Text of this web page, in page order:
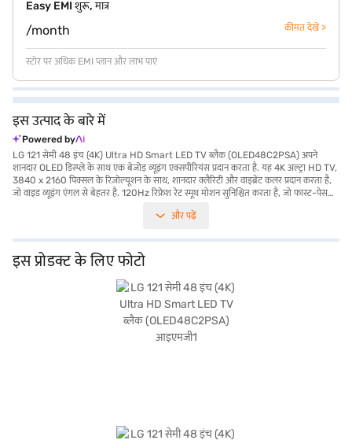
Easy EMI शुरू, मात्र
/month कीमत देखें >
स्टोर पर अधिक EMI प्लान और लाभ पाएं
इस उत्पाद के बारे में
Powered by
LG 121 सेमी 48 इंच (4K) Ultra HD Smart LED TV ब्लैक (OLED48C2PSA) अपने
शानदार OLED डिस्प्ले के साथ एक बेजोड़ व्यूइंग एक्सपीरियंस प्रदान करता है. यह 4K अल्ट्रा HD TV,
3840 x 2160 पिक्सल के रिज़ोल्यूशन के साथ, शानदार क्लैरिटी और वाइब्रेंट कलर प्रदान करता है,
जो वाइड व्यूइंग एंगल से बेहतर है. 120Hz रिफ्रेश रेट स्मूथ मोशन सुनिश्चित करता है, जो फास्ट-पेस
तक निर्बाध एक्सेस प्रदान करता है. 40W स्पीकर आउटपुट, जो 2.2 Ch डाउन-फाइरिंग स्पीकर
है. चार HDMI पोर्ट और तीन USB पोर्ट के साथ, आपके पास अपने डिवाइस के लिए पर्याप्त कनेक्टिविटी
विकल्प हैं. इस LG OLED TV में बिल्ट-इन वाई-फाई भी है, जिससे आप अपने पसंदीदा कंटेंट को
आसानी से स्ट्रीम कर सकते हैं. जो लोग पिक्चर क्वॉलिटी और स्मार्ट फंक्शनालिटी चाहते हैं, उनके लिए
डिज़ाइन किया गया यह प्रीमियम TV किसी भी होम एंटरटेनमेंट सेटअप के लिए बेहतरीन है. पैकेज में
LED TV, रिमोट कंट्रोल, ई-मैन्युअल और वारंटी कार्ड शामिल हैं. LG 48 इंच OLED TV वारंटी पैनल
के लिए 1 वर्ष और पावर सप्लाई बोर्ड, एडाप्टर या मेन बोर्ड के लिए 6 महीने कवर करती है. स्टैंडबाय मोड
में 0.5W से कम बिजली की खपत के साथ, यह ऊर्जा-कुशल भी है. खरीदारी करने के लिए बजाज
फाइनेंस पर विकल्पों के बारे में जानें या पार्टनर स्टोर पर जाएं और Easy EMIs का लाभ उठाएं.
और पढ़ें
इस प्रोडक्ट के लिए फोटो